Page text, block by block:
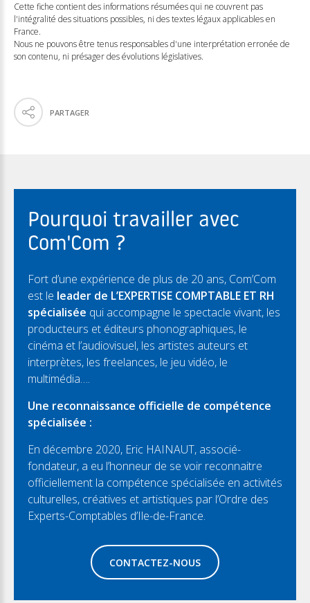
Cette fiche contient des informations résumées qui ne couvrent pas
l'intégralité des situations possibles, ni des textes légaux applicables en
France.
Nous ne pouvons être tenus responsables d'une interprétation erronée de
son contenu, ni présager des évolutions législatives.
PARTAGER
Pourquoi travailler avec
Com'Com ?
Fort d’une expérience de plus de 20 ans, Com’Com
est le leader de L’EXPERTISE COMPTABLE ET RH
spécialisée qui accompagne le spectacle vivant, les
producteurs et éditeurs phonographiques, le
cinéma et l’audiovisuel, les artistes auteurs et
interprètes, les freelances, le jeu vidéo, le
multimédia….
Une reconnaissance officielle de compétence
spécialisée :
En décembre 2020, Eric HAINAUT, associé-
fondateur, a eu l’honneur de se voir reconnaitre
officiellement la compétence spécialisée en activités
culturelles, créatives et artistiques par l’Ordre des
Experts-Comptables d’Ile-de-France.
CONTACTEZ-NOUS